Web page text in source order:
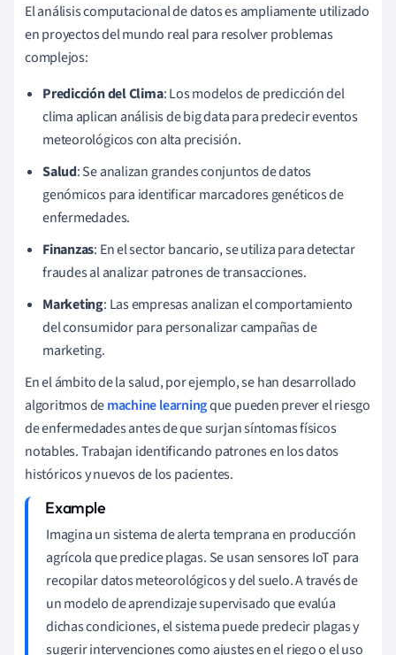
El análisis computacional de datos es ampliamente utilizado
en proyectos del mundo real para resolver problemas
complejos:
Predicción del Clima: Los modelos de predicción del
clima aplican análisis de big data para predecir eventos
meteorológicos con alta precisión.
Salud: Se analizan grandes conjuntos de datos
genómicos para identificar marcadores genéticos de
enfermedades.
Finanzas: En el sector bancario, se utiliza para detectar
fraudes al analizar patrones de transacciones.
Marketing: Las empresas analizan el comportamiento
del consumidor para personalizar campañas de
marketing.
En el ámbito de la salud, por ejemplo, se han desarrollado
algoritmos demachine learningque pueden prever el riesgo
de enfermedades antes de que surjan síntomas físicos
notables. Trabajan identificando patrones en los datos
históricos y nuevos de los pacientes.
Imagina un sistema de alerta temprana en producción
agrícola que predice plagas. Se usan sensores IoT para
recopilar datos meteorológicos y del suelo. A través de
un modelo de aprendizaje supervisado que evalúa
dichas condiciones, el sistema puede predecir plagas y
sugerir intervenciones como ajustes en el riego o el uso